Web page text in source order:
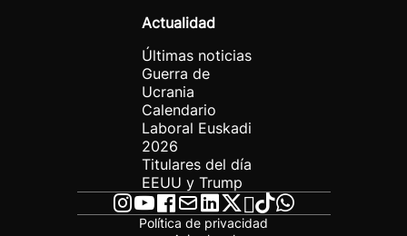
Actualidad
Últimas noticias
Guerra de
Ucrania
Calendario
Laboral Euskadi
2026
Titulares del día
EEUU y Trump
Política de privacidad